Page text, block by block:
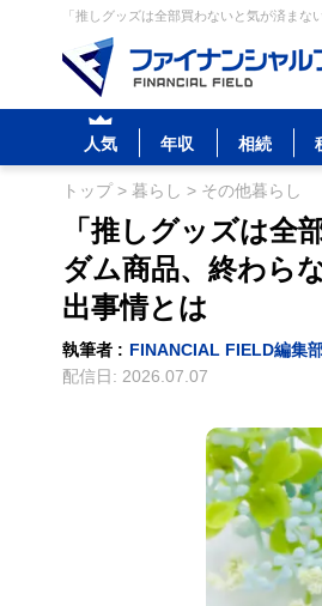
「推しグッズは全部買わないと気が済ま
人気 年収 相続
トップ> 暮らし > その他暮らし
「推しグッズは全
ダム商品、終わら
出事情とは
執筆者 : FINANCIAL FIELD編集
配信日: 2026.07.07